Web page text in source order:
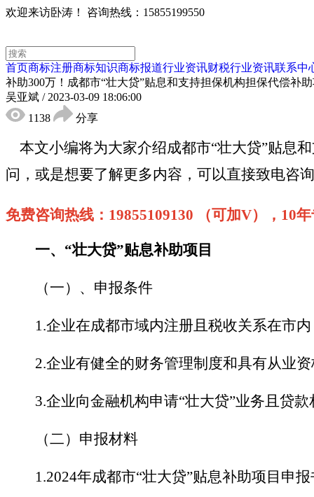
欢迎来访卧涛！ 咨询热线：15855199550
首页商标注册商标知识商标报道行业资讯财税行业资讯联系中
补助300万！成都市“壮大贷”贴息和支持担保机构担保代偿补
吴亚斌 / 2023-03-09 18:06:00
1138
分享
本文小编将为大家介绍成都市“壮大贷”贴息
问，或是想要了解更多内容，可以直接致电咨
免费咨询热线： 19855109130 （可加V），10
一、 “壮大贷”贴息补助项目
（一）、 申报条件
1.企业在成都市域内注册且税收关系在市
2.企业有健全的财务管理制度和具有从业
3.企业向金融机构申请“壮大贷”业务且贷
（二） 申报材料
1.2024年成都市“壮大贷”贴息补助项目申报